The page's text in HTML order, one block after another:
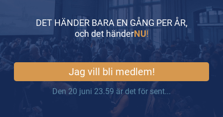
DET HÄNDER BARA EN GÅNG PER ÅR,
och det händerNU!
Jag vill bli medlem!
Den 20 juni 23.59 är det för sent...